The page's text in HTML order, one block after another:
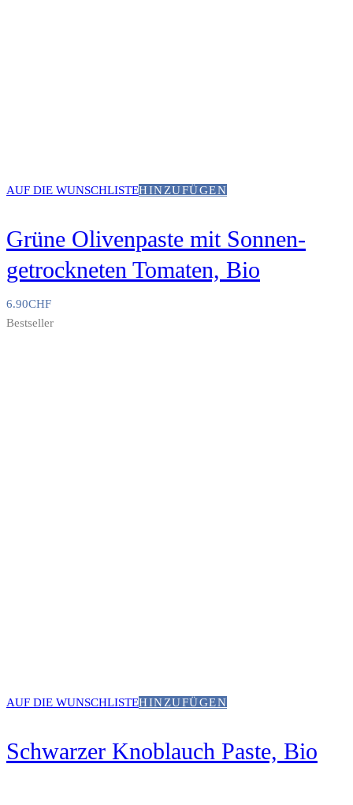
AUF DIE WUNSCHLISTEHINZUFÜGEN
Grüne Olivenpaste mit Sonnen-
getrockneten Tomaten, Bio
6.90CHF
Bestseller
AUF DIE WUNSCHLISTEHINZUFÜGEN
Schwarzer Knoblauch Paste, Bio